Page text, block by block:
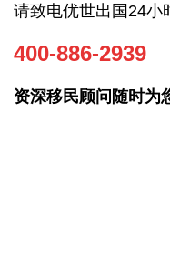
请致电优世出国24小
400-886-2939
资深移民顾问随时为